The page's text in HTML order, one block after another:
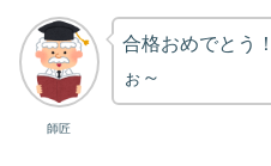
師匠
合格おめでとう
ぉ～